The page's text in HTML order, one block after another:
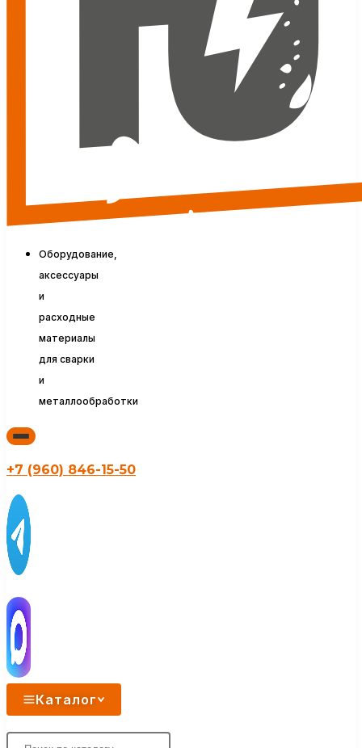
Оборудование,
аксессуары
и
расходные
материалы
для сварки
и
металлообработки
+7 (960) 846-15-50
Каталог